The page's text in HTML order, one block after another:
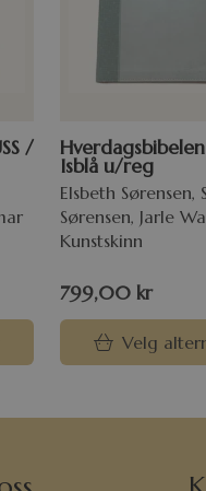
/ Hverdagsbibelen
Isblå u/reg
Elsbeth Sørensen,
Sørensen, Jarle
Kunstskinn
799,00 kr
Velg